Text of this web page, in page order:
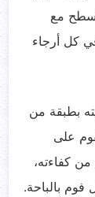
مع
كل أرجاء
بطبقة من
على
كفاءته،
بالباحة.